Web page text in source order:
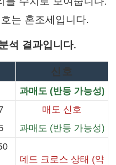
는 혼조세입니다.
석 결과입니다.
신호
과매도 (반등 가능성)
매도 신호
과매도 (반등 가능성)
데드 크로스 상태 (약